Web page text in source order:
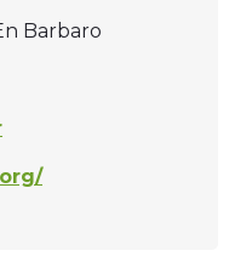
Barbaro